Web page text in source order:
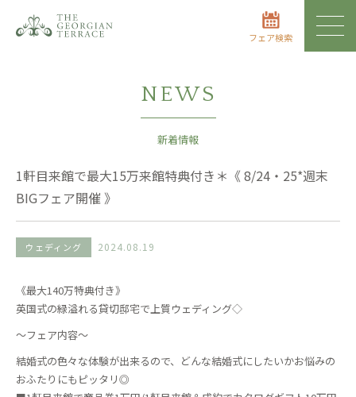
フェア検索
NEWS
新着情報
1軒目来館で最大15万来館特典付き＊《 8/24・25*週末
BIGフェア開催 》
ウェディング 2024.08.19
《最大140万特典付き》
英国式の緑溢れる貸切邸宅で上質ウェディング◇
〜フェア内容〜
結婚式の色々な体験が出来るので、どんな結婚式にしたいかお悩みの
おふたりにもピッタリ◎